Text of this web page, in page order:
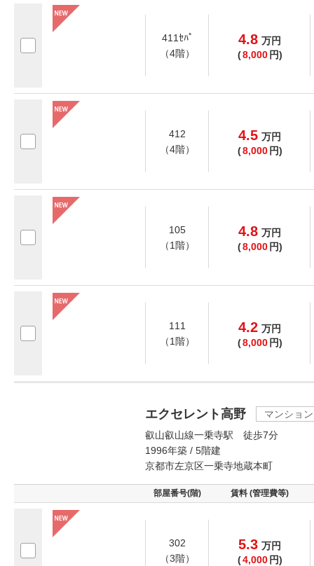
411ｾﾊﾟ
（4階）
4.8 万円
(8,000 円)
412
（4階）
4.5 万円
(8,000 円)
105
（1階）
4.8 万円
(8,000 円)
111
（1階）
4.2 万円
(8,000 円)
エクセレント高野
マンション
叡山叡山線一乗寺駅 徒歩7分
1996年築 / 5階建
京都市左京区一乗寺地蔵本町
部屋番号(階) 賃料 (管理費等)
302
（3階）
5.3 万円
(4,000 円)